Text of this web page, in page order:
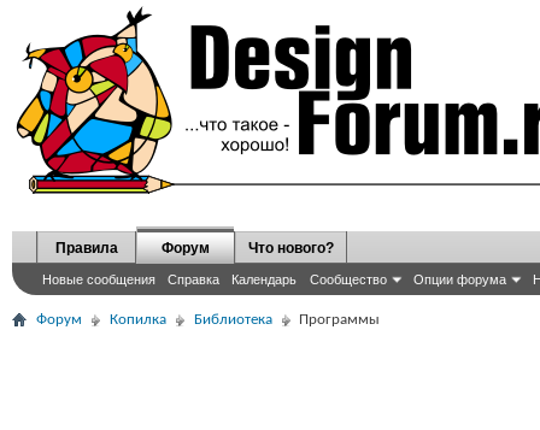
Правила Форум
Новые сообщения Справка Календарь Сообщество Опции форума
Что нового?
Форум Копилка Библиотека Программы